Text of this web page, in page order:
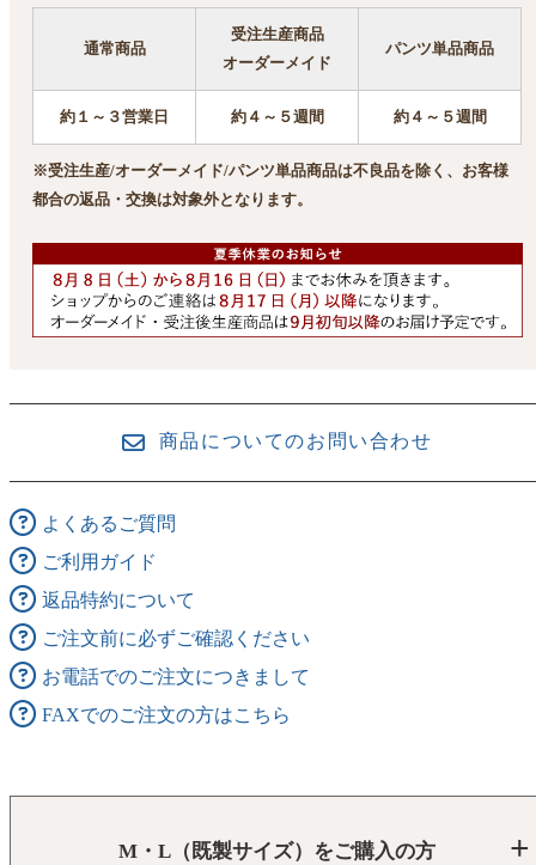
通常商品
受注生産商品
オーダーメイド
パンツ単品商品
約１～３営業日 約４～５週間 約４～５週間
※受注生産/オーダーメイド/パンツ単品商品は不良品を除く、お客様
都合の返品・交換は対象外となります。
商品についてのお問い合わせ
よくあるご質問
ご利用ガイド
返品特約について
ご注文前に必ずご確認ください
お電話でのご注文につきまして
FAXでのご注文の方はこちら
M・L（既製サイズ）をご購入の方